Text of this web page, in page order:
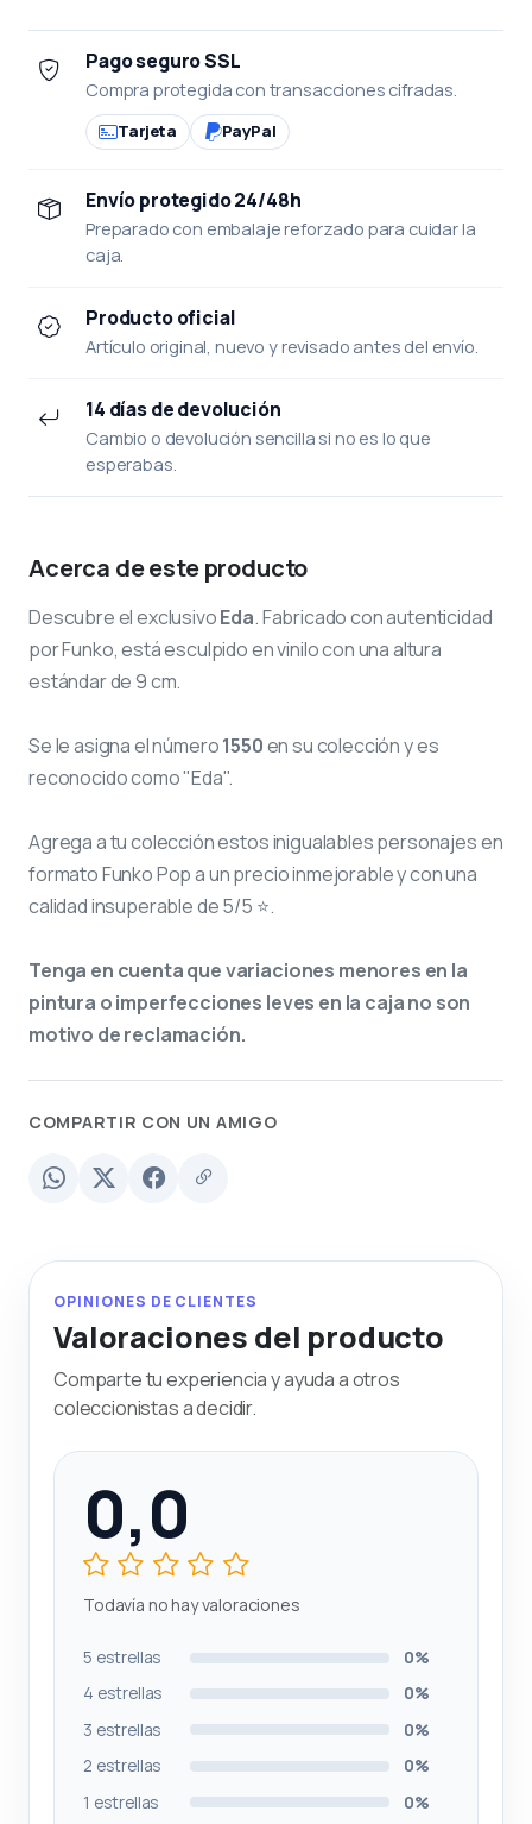
Pago seguro SSL
Compra protegida con transacciones cifradas.
Tarjeta PayPal
Envío protegido 24/48h
Preparado con embalaje reforzado para cuidar la
caja.
Producto oficial
Artículo original, nuevo y revisado antes del envío.
14 días de devolución
Cambio o devolución sencilla si no es lo que
esperabas.
Acerca de este producto
Descubre el exclusivoEda. Fabricado con autenticidad
por Funko, está esculpido en vinilo con una altura
estándar de 9 cm.
Se le asigna el número1550en su colección y es
reconocido como "Eda".
Agrega a tu colección estos inigualables personajes en
formato Funko Pop a un precio inmejorable y con una
calidad insuperable de 5/5 ⭐.
Tenga en cuenta que variaciones menores en la
pintura o imperfecciones leves en la caja no son
motivo de reclamación.
COMPARTIR CON UN AMIGO
OPINIONES DE CLIENTES
Valoraciones del producto
Comparte tu experiencia y ayuda a otros
coleccionistas a decidir.
0,0
Todavía no hay valoraciones
5 estrellas
0%
4 estrellas
0%
3 estrellas
0%
2 estrellas
0%
1 estrellas
0%